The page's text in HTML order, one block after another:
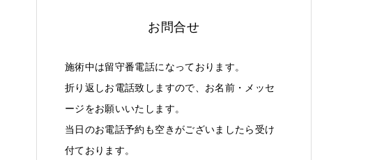
お問合せ
施術中は留守番電話になっております。
折り返しお電話致しますので、お名前・メッセ
ージをお願いいたします。
当日のお電話予約も空きがございましたら受け
付ております。